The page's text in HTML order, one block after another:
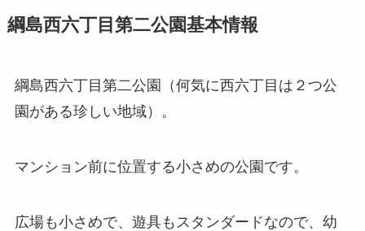
綱島西六丁目第二公園基本情報
綱島西六丁目第二公園（何気に西六丁目は２つ公
園がある珍しい地域）。
マンション前に位置する小さめの公園です。
広場も小さめで、遊具もスタンダードなので、幼